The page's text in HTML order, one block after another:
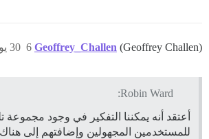
Geoffrey_Challen (Geoffrey Challen) 30 يونيو 2022، 5:20م 6
Robin Ward:
أعتقد أنه يمكننا التفكير في وجود مجموعة
للمستخدمين المجهولين وإضافتهم إلى هناك